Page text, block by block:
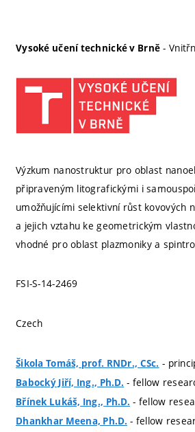
Vysoké učení technické v Brně -
Výzkum nanostruktur pro oblast
připraveným litografickými i
umožňujícími selektivní růst kovových
a jejich vztahu ke geometrickým
vhodné pro oblast plazmoniky a
FSI-S-14-2469
Czech
Šikola Tomáš, prof. RNDr., CSc. -
Babocký Jiří, Ing., Ph.D. - fellow
Břínek Lukáš, Ing., Ph.D. - fellow
Dhankhar Meena, Ph.D. - fellow